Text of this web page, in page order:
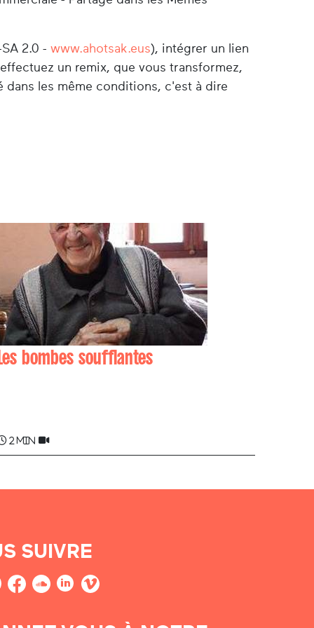
2.0 - www.ahotsak.eus), intégrer un lien
un remix, que vous transformez,
les même conditions, c'est à dire
Les bombes soufflantes
2 min
SUIVRE